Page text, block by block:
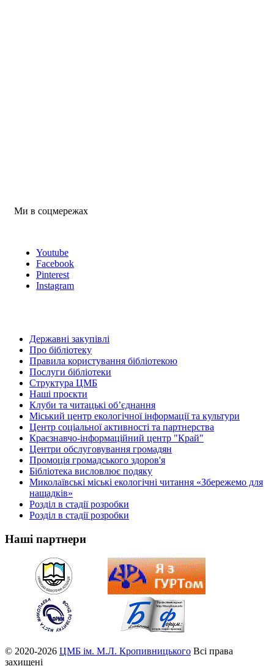
Ми в соцмережах
Youtube
Facebook
Pinterest
Instagram
Державні закупівлі
Про бібліотеку
Правила користування бібліотекою
Послуги бібліотеки
Структура ЦМБ
Наші проєкти
Клуби та читацькі об’єднання
Міський центр екологічної інформації та культури
Центр соціальної активності та партнерства
Краєзнавчо-інформаційний центр "Край"
Центри обслуговування громадян
Промоція громадського здоров'я
Бібліотека висловлює подяку
Миколаївські міські екологічні читання «Збережемо для
нащадків»
Розділ в стадії розробки
Розділ в стадії розробки
Наші партнери
© 2020-2026 ЦМБ ім. М.Л. Кропивницького Всі права
захищені